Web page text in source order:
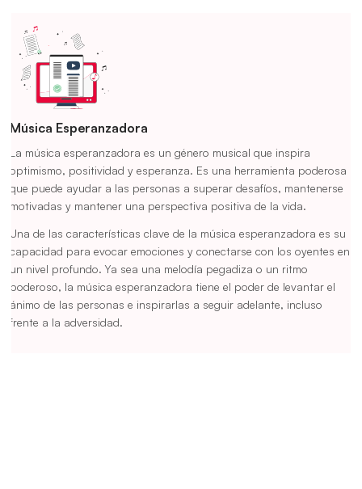
Música Esperanzadora
La música esperanzadora es un género musical que inspira
optimismo, positividad y esperanza. Es una herramienta poderosa
que puede ayudar a las personas a superar desafíos, mantenerse
motivadas y mantener una perspectiva positiva de la vida.
Una de las características clave de la música esperanzadora es su
capacidad para evocar emociones y conectarse con los oyentes en
un nivel profundo. Ya sea una melodía pegadiza o un ritmo
poderoso, la música esperanzadora tiene el poder de levantar el
ánimo de las personas e inspirarlas a seguir adelante, incluso
frente a la adversidad.